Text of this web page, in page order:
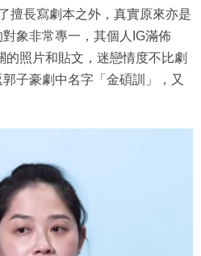
擅長寫劇本之外，真實原來亦是
象非常專一，其個人IG滿佈
的照片和貼文，迷戀情度不比劇
子豪劇中名字「金碩訓」，又